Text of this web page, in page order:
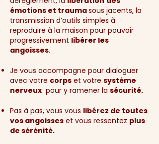
émotions et traumasous jacents, la
transmission d’outils simples à
reproduire à la maison pour pouvoir
progressivement libérer les
angoisses.
Je vous accompagne pour dialoguer
avec votre corps et votre système
nerveux pour y ramener la sécurité.
Pas à pas, vous vous libérez de toutes
vos angoisses et vous ressentez plus
de sérénité.